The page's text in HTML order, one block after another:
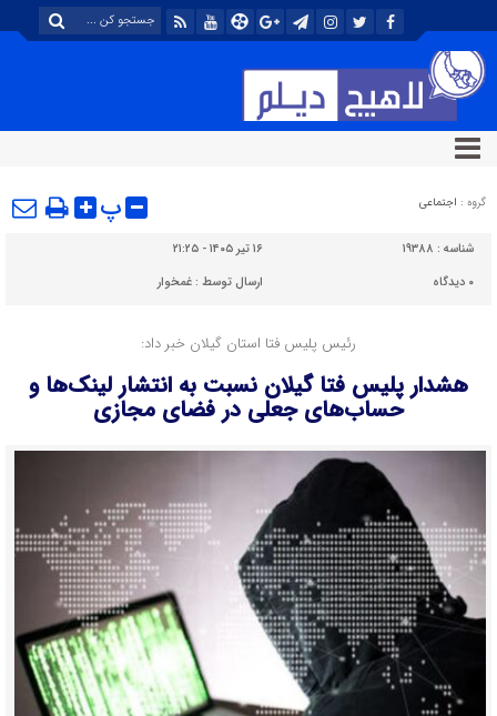
گروه : اجتماعی پ
شناسه : ۱۹۳۸۸
۱۶ تیر ۱۴۰۵ - ۲۱:۲۵
۰ دیدگاه ارسال توسط :غمخوار
رئیس پلیس فتا استان گیلان خبر داد:
هشدار پلیس فتا گیلان نسبت به انتشار لینک‌ها و
حساب‌های جعلی در فضای مجازی